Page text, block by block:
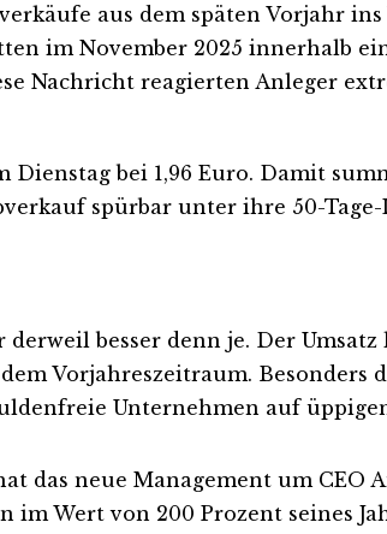
aus dem späten Vorjahr
im November 2025 innerhalb
Nachricht reagierten Anleger
bei 1,96 Euro. Damit
spürbar unter ihre 50-
besser denn je. Der
Vorjahreszeitraum. Besonders
Unternehmen auf
das neue Management um CEO
Wert von 200 Prozent seines